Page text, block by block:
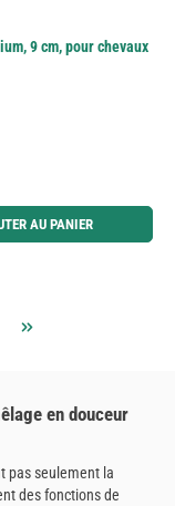
9 cm, pour chevaux
boutons pour augmenter ou
AU PANIER
en douceur
pas seulement la
des fonctions de